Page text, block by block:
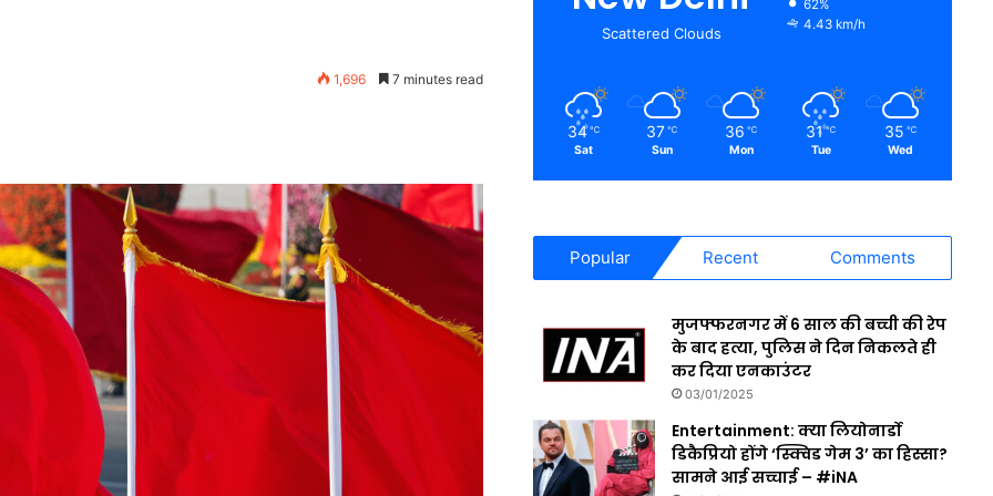
1,696 7 minutes read
Scattered Clouds
62%
4.43 km/h
34 ℃
Sat
37 ℃
Sun
36 ℃
Mon
31 ℃
Tue
35 ℃
Wed
Popular Recent Comments
मुजफ्फरनगर में 6 साल की बच्ची की रेप
के बाद हत्या, पुलिस ने दिन निकलते ही
कर दिया एनकाउंटर
03/01/2025
Entertainment: क्या लियोनार्डो
डिकैप्रियो होंगे ‘स्क्विड गेम 3’ का हिस्सा?
सामने आई सच्चाई – #iNA